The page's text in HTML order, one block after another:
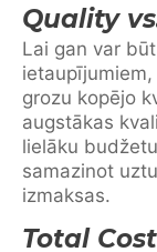
Quality
Lai gan var
grozu kopējo
augstākas
lielāku
samazinot
izmaksas.
Total